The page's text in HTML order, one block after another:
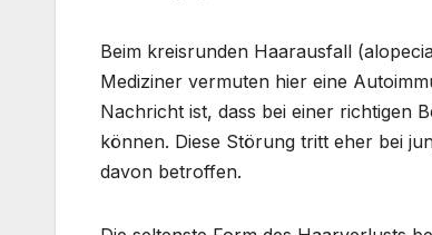
Beim kreisrunden Haarausfall
Mediziner vermuten hier eine
Nachricht ist, dass bei einer richtigen
können. Diese Störung tritt eher bei
davon betroffen.